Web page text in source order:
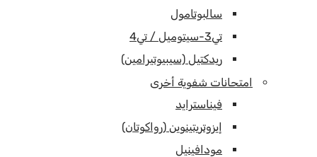
سالبوتامول
تي3-سيتوميل / تي4
ريدكتيل (سيبيوتيرامين)
امتحانات شفوية أخرى
فيناسترايد
إيزوتريتينوين (رواكوتان)
مودافينيل